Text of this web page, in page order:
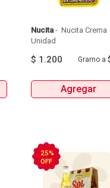
Nucita - Nucita Crema
$ 1.200 Gramo a
Agregar
25%
OFF